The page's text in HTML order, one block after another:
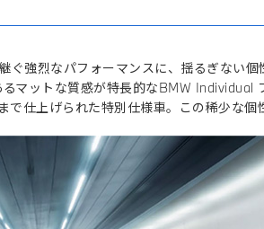
強烈なパフォーマンスに、揺るぎない
マットな質感が特長的なBMW Individual
仕上げられた特別仕様車。この稀少な個